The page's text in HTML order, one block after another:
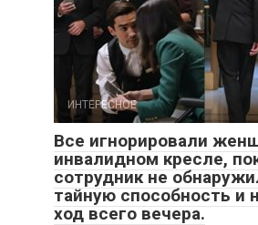
ИНТЕРЕСНОЕ
Все игнорировали
инвалидном кресле,
сотрудник не
тайную способность и
ход всего вечера.